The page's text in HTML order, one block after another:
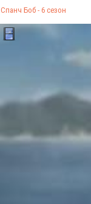
Спанч Боб - 6 сезон